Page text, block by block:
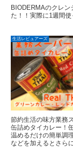
BIODERMAのクレ
た！！実際に1週間
生活レビュアーズ
節約生活の味方業務
缶詰めタイカレー！
温めるだけの簡単調
などを加えるとさら